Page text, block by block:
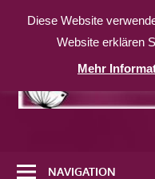
Inhalt
weitereNAVIGATION
Diese Website
Website erklären
Mehr